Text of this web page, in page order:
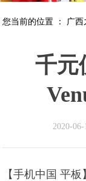
您当前的位置 ： 广西
千元
2020-
【手机中国 平